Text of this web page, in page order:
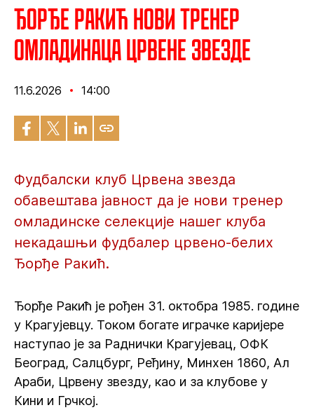
Ђорђе Ракић нови тренер
омладинаца Црвене звезде
11.6.2026 14:00
Фудбалски клуб Црвена звезда
обавештава јавност да је нови тренер
омладинске селекције нашег клуба
некадашњи фудбалер црвено-белих
Ђорђе Ракић.
Ђорђе Ракић је рођен 31. октобра 1985. године
у Крагујевцу. Током богате играчке каријере
наступао је за Раднички Крагујевац, ОФК
Београд, Салцбург, Ређину, Минхен 1860, Ал
Араби, Црвену звезду, као и за клубове у
Кини и Грчкој.